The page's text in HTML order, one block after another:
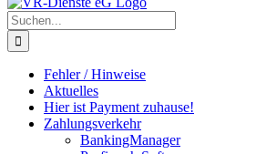
Suche
nach:
Fehler / Hinweise
Aktuelles
Hier ist Payment zuhause!
Zahlungsverkehr
BankingManager